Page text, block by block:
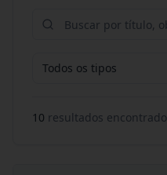
Todos os tipos
10 resultados encontrado